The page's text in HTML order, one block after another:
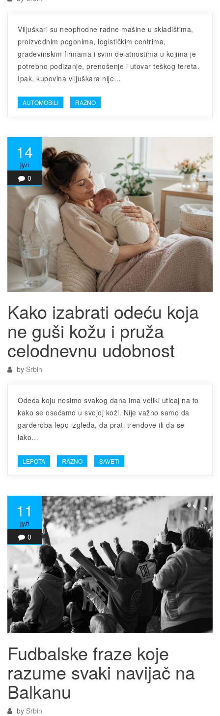
Viljuškari su neophodne radne mašine u skladištima,
proizvodnim pogonima, logističkim centrima,
građevinskim firmama i svim delatnostima u kojima je
potrebno podizanje, prenošenje i utovar teškog tereta.
Ipak, kupovina viljuškara nije…
AUTOMOBILI RAZNO
14
јул
0
Kako izabrati odeću koja
ne guši kožu i pruža
celodnevnu udobnost
by Srbin
Odeća koju nosimo svakog dana ima veliki uticaj na to
kako se osećamo u svojoj koži. Nije važno samo da
garderoba lepo izgleda, da prati trendove ili da se
lako…
LEPOTA RAZNO SAVETI
11
јул
0
Fudbalske fraze koje
razume svaki navijač na
Balkanu
by Srbin